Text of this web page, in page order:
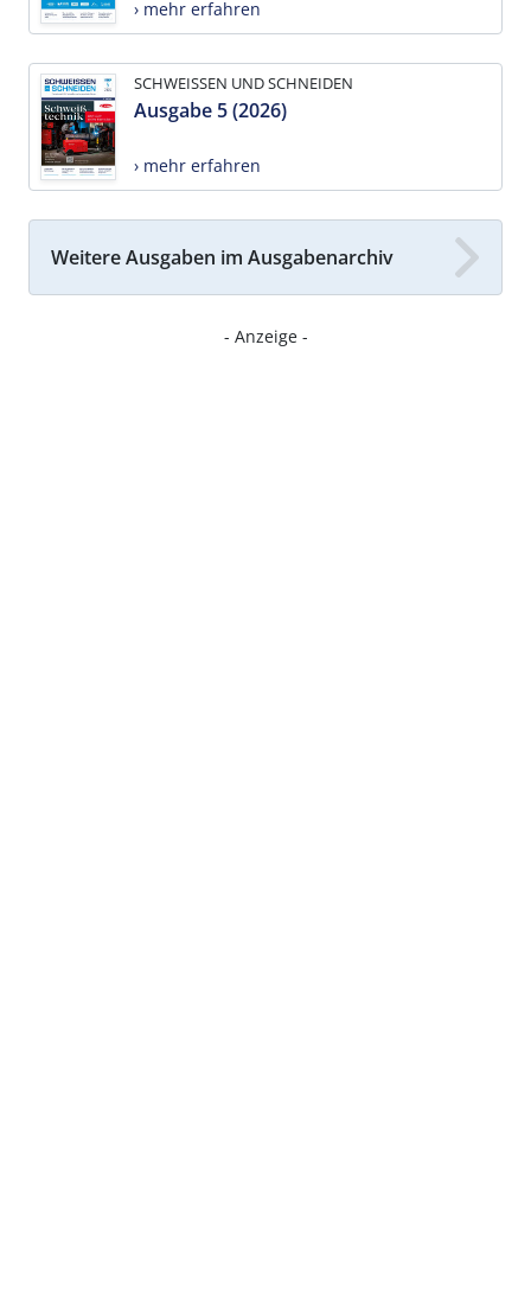
› mehr erfahren
SCHWEISSEN UND SCHNEIDEN
Ausgabe 5 (2026)
› mehr erfahren
Weitere Ausgaben im Ausgabenarchiv
- Anzeige -